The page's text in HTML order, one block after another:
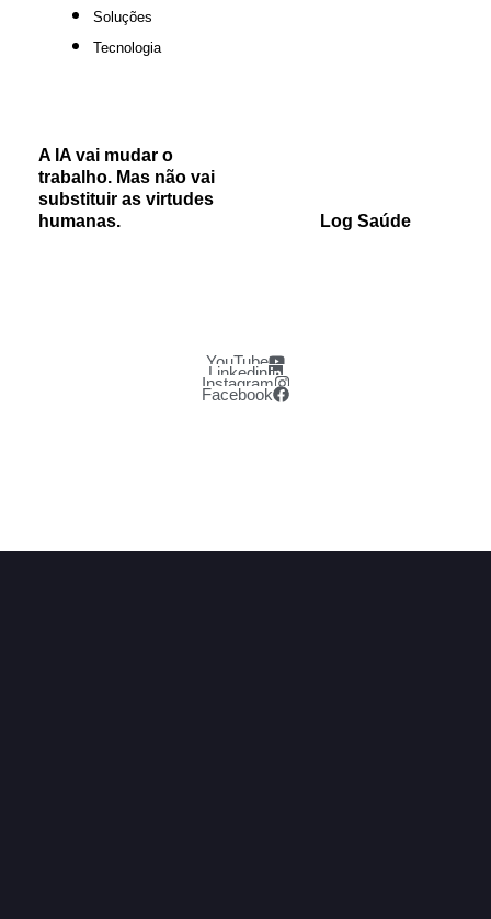
Soluções
Tecnologia
A IA vai mudar o
trabalho. Mas não vai
substituir as virtudes
humanas.
Log Saúde
YouTube
Linkedin
Instagram
Facebook